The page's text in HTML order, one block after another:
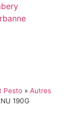
Pesto » Autres
190G